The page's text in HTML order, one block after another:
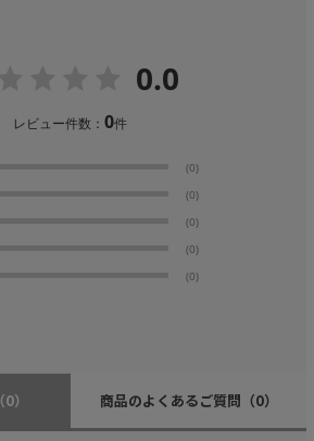
0.0
レビュー件数：0件
(0)
(0)
(0)
(0)
(0)
（0） 商品のよくあるご質問 （0）